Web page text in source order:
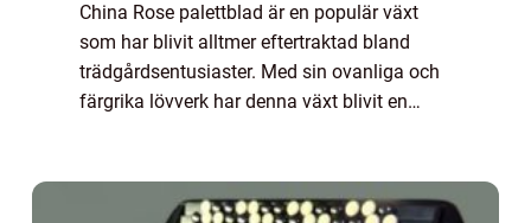
China Rose palettblad är en populär växt
som har blivit alltmer eftertraktad bland
trädgårdsentusiaster. Med sin ovanliga och
färgrika lövverk har denna växt blivit en